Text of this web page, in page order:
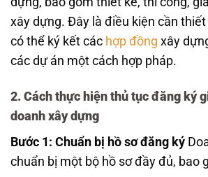
xây dựng. Đây là điều kiện cần
có thể ký kết các hợp đồng xây
các dự án một cách hợp pháp.
2. Cách thực hiện thủ tục đăng ký
doanh xây dựng
Bước 1: Chuẩn bị hồ sơ đăng ký
chuẩn bị một bộ hồ sơ đầy đủ, bao